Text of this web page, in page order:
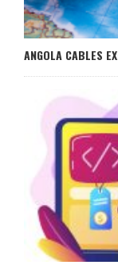
ANGOLA CABLES